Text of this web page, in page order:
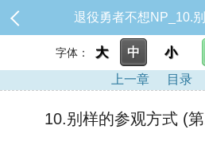
退役勇者不想NP_10.
字体： 大 中 小
上一章
目录
10.别样的参观方式 (第